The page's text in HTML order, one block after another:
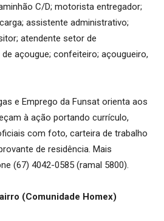
C/D; motorista entregador;
assistente administrativo;
atendente setor de
açougue; confeiteiro; açougueiro,
e Emprego da Funsat orienta aos
à ação portando currículo,
com foto, carteira de trabalho
de residência. Mais
(67) 4042-0585 (ramal 5800).
(Comunidade Homex)